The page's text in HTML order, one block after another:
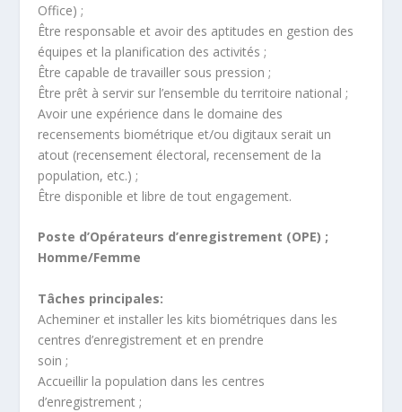
Office) ;
Être responsable et avoir des aptitudes en gestion des
équipes et la planification des activités ;
Être capable de travailler sous pression ;
Être prêt à servir sur l’ensemble du territoire national ;
Avoir une expérience dans le domaine des
recensements biométrique et/ou digitaux serait un
atout (recensement électoral, recensement de la
population, etc.) ;
Être disponible et libre de tout engagement.
Poste d’Opérateurs d’enregistrement (OPE) ;
Homme/Femme
Tâches principales:
Acheminer et installer les kits biométriques dans les
centres d’enregistrement et en prendre
soin ;
Accueillir la population dans les centres
d’enregistrement ;